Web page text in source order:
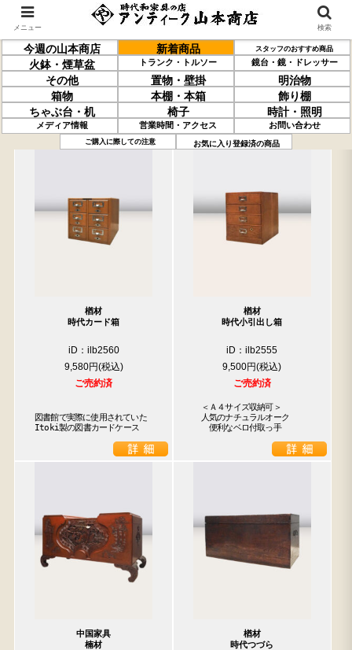
今週の山本商店 新着商品 スタッフのおすすめ商品
火鉢・煙草盆 トランク・トルソー 鏡台・鏡・ドレッサー
その他 置物・壁掛
明治物
箱物
本棚・本箱
飾り棚
ちゃぶ台・机
椅子 時計・照明
メディア情報 営業時間・アクセス お問い合わせ
ご購入に際しての注意 お気に入り登録済の商品
過去の取り扱い商品(5月15日分) 売約済の商品を非表示にする
楢材
時代カード箱
iD：ilb2560
9,580円
ご売約済
図書館で実際に使用されていた
Itoki製の図書カードケース
楢材
時代小引出し箱
iD：ilb2555
9,500円
ご売約済
＜Ａ４サイズ収納可＞
人気のナチュラルオーク
便利なベロ付取っ手
中国家具
楠材
楢材
時代つづら
メニュー 検索